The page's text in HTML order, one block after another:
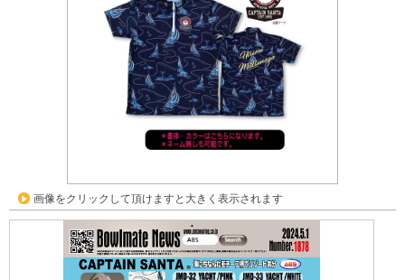
画像をクリックして頂けますと大きく表示されます